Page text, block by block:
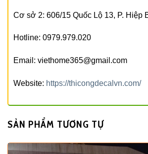
Cơ sở 2: 606/15 Quốc Lộ 13, P. Hiệp
Hotline: 0979.979.020
Email: viethome365@gmail.com
Website: https://thicongdecalvn.com/
SẢN PHẨM TƯƠNG TỰ